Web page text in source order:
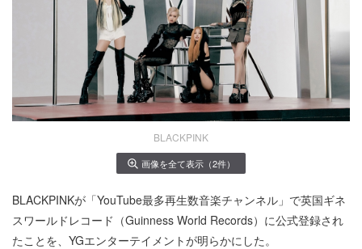
BLACKPINK
画像を全て表示（2件）
BLACKPINKが「YouTube最多再生数音楽チャンネル」で英国ギネ
スワールドレコード（Guinness World Records）に公式登録され
たことを、YGエンターテイメントが明らかにした。